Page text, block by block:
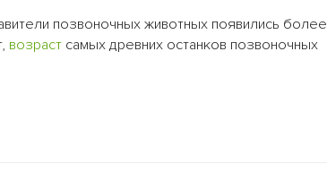
позвоночных животных появились более
возраст самых древних останков позвоночных